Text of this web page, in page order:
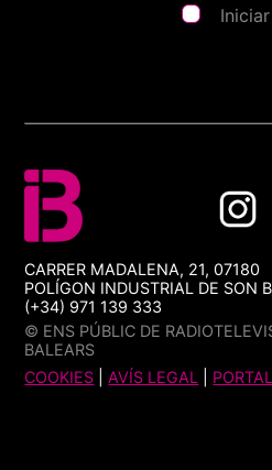
CARRER MADALENA, 21, 07180
POLÍGON INDUSTRIAL DE SON
(+34) 971 139 333
© ENS PÚBLIC DE
BALEARS
COOKIES |AVÍS LEGAL